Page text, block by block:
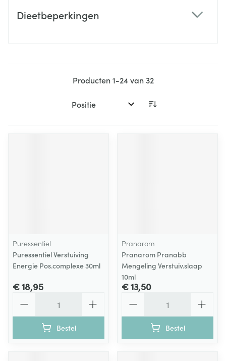
Dieetbeperkingen
Producten1-24van32
Sorteer op:
Puressentiel
Puressentiel Verstuiving
Energie Pos.complexe 30ml
€ 18,95
Bestel
Pranarom
Pranarom Pranabb
Mengeling Verstuiv.slaap
10ml
€ 13,50
Bestel